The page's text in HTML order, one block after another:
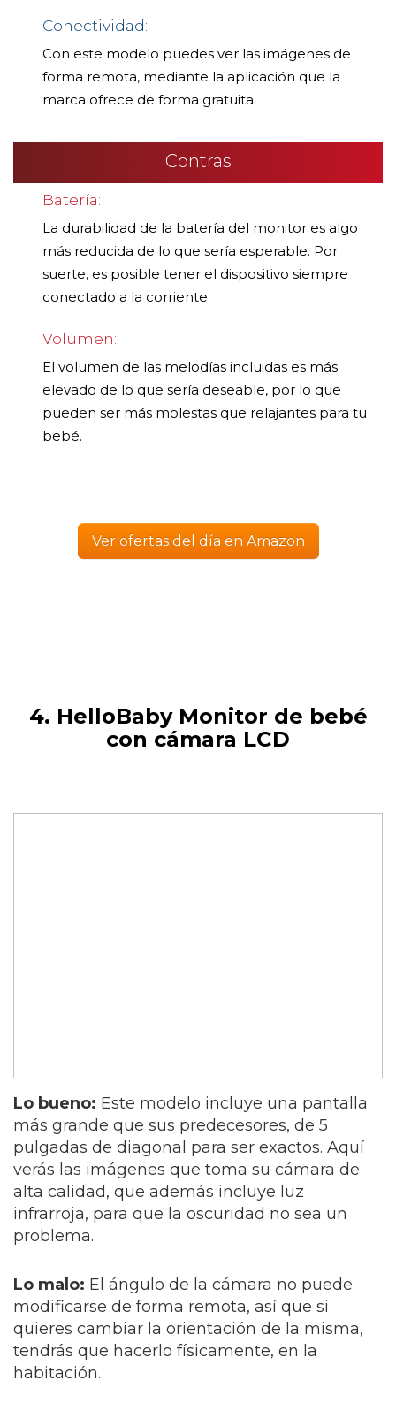
Conectividad:
Con este modelo puedes ver las imágenes de
forma remota, mediante la aplicación que la
marca ofrece de forma gratuita.
Contras
Batería:
La durabilidad de la batería del monitor es algo
más reducida de lo que sería esperable. Por
suerte, es posible tener el dispositivo siempre
conectado a la corriente.
Volumen:
El volumen de las melodías incluidas es más
elevado de lo que sería deseable, por lo que
pueden ser más molestas que relajantes para tu
bebé.
Ver ofertas del día en Amazon
4. HelloBaby Monitor de bebé
con cámara LCD
Lo bueno: Este modelo incluye una pantalla
más grande que sus predecesores, de 5
pulgadas de diagonal para ser exactos. Aquí
verás las imágenes que toma su cámara de
alta calidad, que además incluye luz
infrarroja, para que la oscuridad no sea un
problema.
Lo malo: El ángulo de la cámara no puede
modificarse de forma remota, así que si
quieres cambiar la orientación de la misma,
tendrás que hacerlo físicamente, en la
habitación.